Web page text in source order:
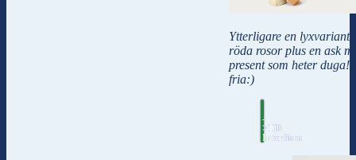
Ytterligare en
röda rosor plus en ask
present som heter
fria:)
-
>Till
Interflora